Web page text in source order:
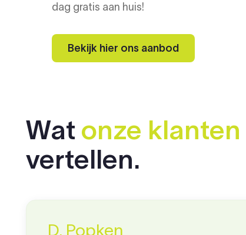
dag gratis aan huis!
Bekijk hier ons aanbod
Wat onze klanten
vertellen.
D. Popken